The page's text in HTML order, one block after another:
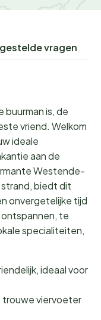
vragen
buurman is, de
vriend. Welkom
ideale
aan de
Westende-
biedt dit
onvergetelijke tijd
te
specialiteiten,
ideaal voor
trouwe viervoeter